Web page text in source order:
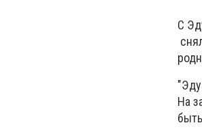
С
На